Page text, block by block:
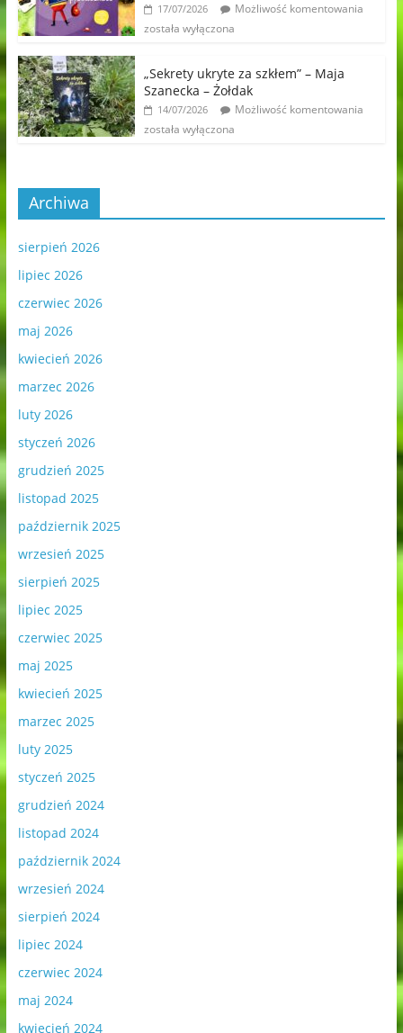
17/07/2026
Możliwość komentowania
została wyłączona
„Sekrety ukryte za szkłem” – Maja
Szanecka – Żołdak
14/07/2026
Możliwość komentowania
została wyłączona
Archiwa
sierpień 2026
lipiec 2026
czerwiec 2026
maj 2026
kwiecień 2026
marzec 2026
luty 2026
styczeń 2026
grudzień 2025
listopad 2025
październik 2025
wrzesień 2025
sierpień 2025
lipiec 2025
czerwiec 2025
maj 2025
kwiecień 2025
marzec 2025
luty 2025
styczeń 2025
grudzień 2024
listopad 2024
październik 2024
wrzesień 2024
sierpień 2024
lipiec 2024
czerwiec 2024
maj 2024
kwiecień 2024